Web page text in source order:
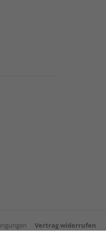
Vertrag widerrufen